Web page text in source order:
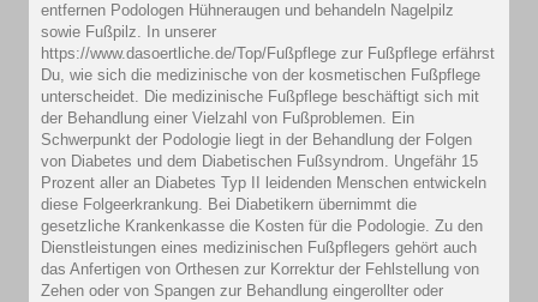
entfernen Podologen Hühneraugen und behandeln Nagelpilz
sowie Fußpilz. In unserer
https://www.dasoertliche.de/Top/Fußpflege zur Fußpflege erfährst
Du, wie sich die medizinische von der kosmetischen Fußpflege
unterscheidet. Die medizinische Fußpflege beschäftigt sich mit
der Behandlung einer Vielzahl von Fußproblemen. Ein
Schwerpunkt der Podologie liegt in der Behandlung der Folgen
von Diabetes und dem Diabetischen Fußsyndrom. Ungefähr 15
Prozent aller an Diabetes Typ II leidenden Menschen entwickeln
diese Folgeerkrankung. Bei Diabetikern übernimmt die
gesetzliche Krankenkasse die Kosten für die Podologie. Zu den
Dienstleistungen eines medizinischen Fußpflegers gehört auch
das Anfertigen von Orthesen zur Korrektur der Fehlstellung von
Zehen oder von Spangen zur Behandlung eingerollter oder